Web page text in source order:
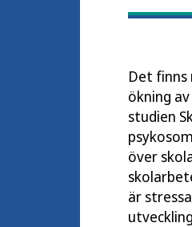
Det finns
ökning
studien
över
är